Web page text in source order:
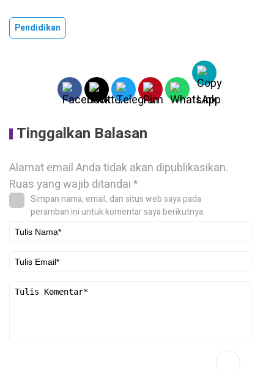
Pendidikan
Tinggalkan Balasan
Alamat email Anda tidak akan dipublikasikan.
Ruas yang wajib ditandai*
Simpan nama, email, dan situs web saya pada
peramban ini untuk komentar saya berikutnya.